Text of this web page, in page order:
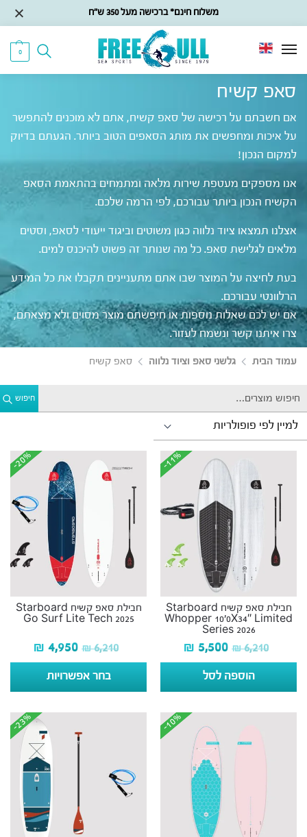
משלוח חינם* ברכישה מעל 350 ש״ח
0
סאפ קשיח
אם חשבתם על רכישה של סאפ קשיח, אתם לא מוכנים להתפשר
על איכות ומחפשים את מותג הסאפים הטוב ביותר. הגעתם בדיוק
למקום הנכון!
אנו מספקים מעטפת שירות מלאה ומתמחים בהתאמת הסאפ
הקשיח הנכון ביותר עבורכם, לפי הרמה שלכם.
אצלנו תמצאו ציוד נלווה כגון משוטים וביגוד ייעודי לסאפ, וסטים
מלאים לגלישת סאפ. כל מה שנותר זה פשוט להיכנס למים.
בעת לחיצה על המוצר שבו אתם מתעניינים תקבלו את כל המידע
הרלוונטי עבורכם.
אם יש לכם שאלות נוספות או חיפשתם מוצר מסוים ולא מצאתם,
צרו איתנו קשר ונשמח לעזור.
עמוד הבית גלשני סאפ וציוד נלווה סאפ קשיח
חיפוש
-11%
-11%
חבילת סאפ קשיח Starboard
Whopper 10’0X34″ Limited
Series 2026
₪6,210
₪ 5,500
הוספה לסל
-20%
-20%
חבילת סאפ קשיח Starboard
Go Surf Lite Tech 2025
₪6,210
₪ 4,950
בחר אפשרויות
-10%
-10%
-23%
-23%